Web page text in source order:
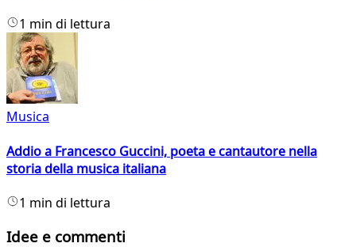
1 min di lettura
Musica
Addio a Francesco Guccini, poeta e cantautore nella
storia della musica italiana
1 min di lettura
Idee e commenti